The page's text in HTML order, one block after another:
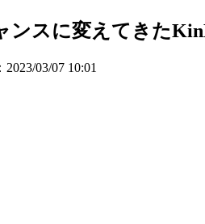
ンスに変えてきた
2023/03/07 10:01